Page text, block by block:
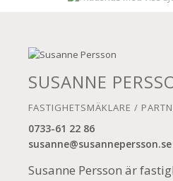
SUSANNE
FASTIGHETSMÄKLARE /
0733-61 22 86
susanne@susannepersson.se
Susanne Persson är